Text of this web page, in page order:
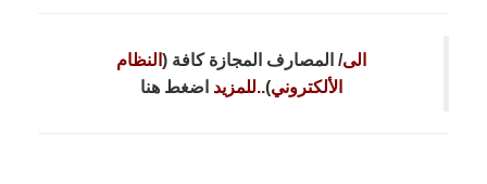
الى/ المصارف المجازة كافة ( النظام
الألكتروني)..للمزيد اضغط هنا